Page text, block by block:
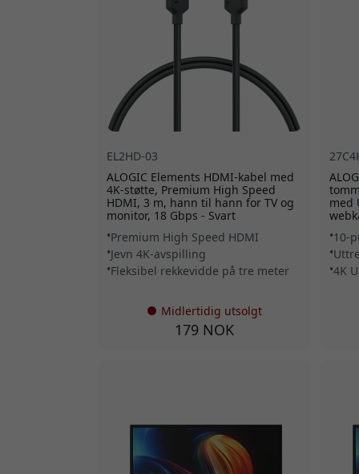
EL2HD-03
ALOGIC Elements HDMI-kabel med
4K-støtte, Premium High Speed
HDMI, 3 m, hann til hann for TV og
monitor, 18 Gbps - Svart
Premium High Speed HDMI
Jevn 4K-avspilling
Fleksibel rekkevidde på tre meter
Midlertidig utsolgt
179 NOK
med
10-
4K